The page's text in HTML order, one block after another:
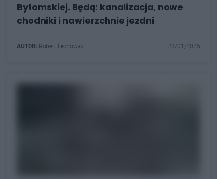
Bytomskiej. Będą: kanalizacja, nowe
chodniki i nawierzchnie jezdni
AUTOR: Robert Lechowski 23/01/2025